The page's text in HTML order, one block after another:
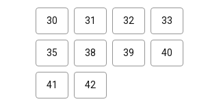
30 31 32 33
35 38 39 40
41 42